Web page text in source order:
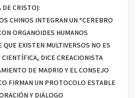
DE CRISTO):
CHINOS INTEGRAN UN “CEREBRO
ORGANOIDES HUMANOS
QUE EXISTEN MULTIVERSOS NO ES
DICE CREACIONISTA
DE MADRID Y EL CONSEJO
FIRMAN UN PROTOCOLO ESTABLE
Y DIÁLOGO